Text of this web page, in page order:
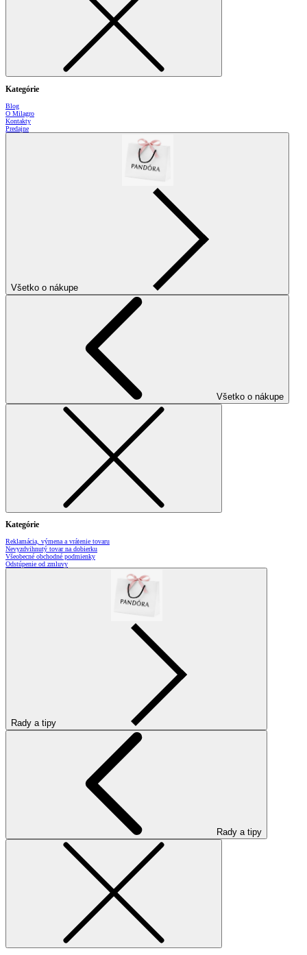
Kategórie
Blog
O Milagro
Kontakty
Predajne
Všetko o nákupe
Všetko o nákupe
Kategórie
Reklamácia, výmena a vrátenie tovaru
Nevyzdvihnutý tovar na dobierku
Všeobecné obchodné podmienky
Odstúpenie od zmluvy
Rady a tipy
Rady a tipy